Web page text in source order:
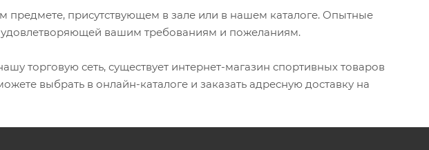
присутствующем в зале или в нашем каталоге. Опытные
вашим требованиям и пожеланиям.
торговую сеть, существует интернет-магазин спортивных товаров
выбрать в онлайн-каталоге и заказать адресную доставку на